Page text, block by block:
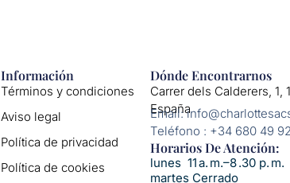
Información
Términos y condiciones
Aviso legal
Política de privacidad
Política de cookies
Dónde Encontrarnos
Carrer dels Calderers, 1,
España
Email:
Teléfono : +34 680 49
Horarios De Atención:​
lunes 11 a. m.–8 .30 p. m.
martes Cerrado